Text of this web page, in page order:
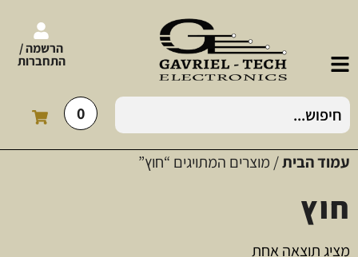
הרשמה /
התחברות
0
עמוד הבית/ מוצרים המתויגים “חוץ”
חוץ
מציג תוצאה אחת